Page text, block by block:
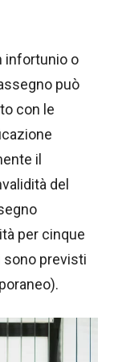
infortunio o
può
con le
il
del
per cinque
sono previsti